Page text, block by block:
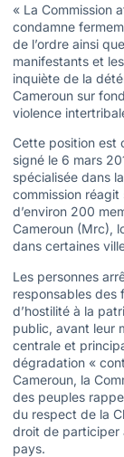
« La Commission
condamne
de l’ordre ainsi
manifestants et
inquiète de la
Cameroun sur
violence
Cette position est
signé le 6 mars
spécialisée dans
commission
d’environ 200
Cameroun (Mrc),
dans certaines
Les personnes
responsables des
d’hostilité à la
public, avant leur
centrale et
dégradation «
Cameroun, la
des peuples
du respect de la
droit de participer
pays.